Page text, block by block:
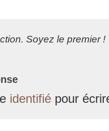
Soyez le premier !
identifié pour